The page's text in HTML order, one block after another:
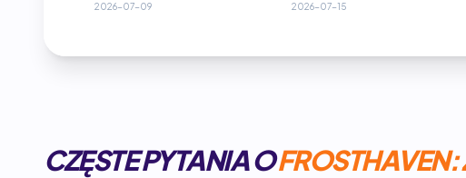
CZĘSTE PYTANIA OFROSTHAVEN: